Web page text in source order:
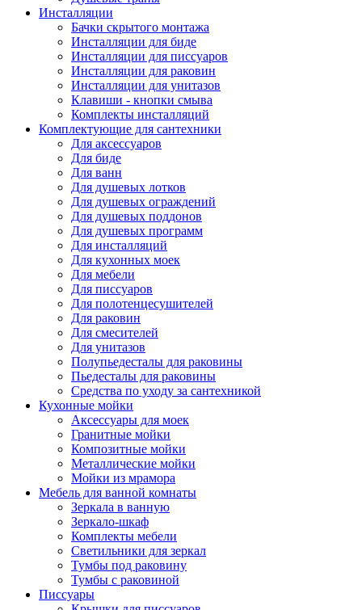
Инсталляции
Бачки скрытого монтажа
Инсталляции для биде
Инсталляции для писсуаров
Инсталляции для раковин
Инсталляции для унитазов
Клавиши - кнопки смыва
Комплекты инсталляций
Комплектующие для сантехники
Для аксессуаров
Для биде
Для ванн
Для душевых лотков
Для душевых ограждений
Для душевых поддонов
Для душевых программ
Для инсталляций
Для кухонных моек
Для мебели
Для писсуаров
Для полотенцесушителей
Для раковин
Для смесителей
Для унитазов
Полупьедесталы для раковины
Пьедесталы для раковины
Средства по уходу за сантехникой
Кухонные мойки
Аксессуары для моек
Гранитные мойки
Композитные мойки
Металлические мойки
Мойки из мрамора
Мебель для ванной комнаты
Зеркала в ванную
Зеркало-шкаф
Комплекты мебели
Светильники для зеркал
Тумбы под раковину
Тумбы с раковиной
Писсуары